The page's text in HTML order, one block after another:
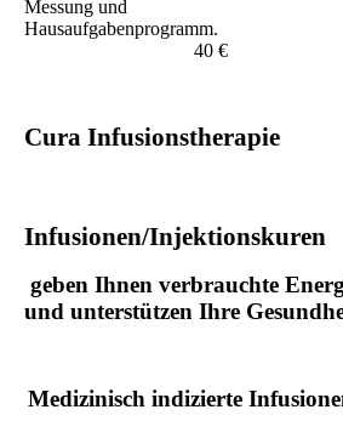
Messung und
40 €
Cura Infusionstherapie
Infusionen/Injektionskuren
geben Ihnen verbrauchte
und unterstützen Ihre
Medizinisch indizierte